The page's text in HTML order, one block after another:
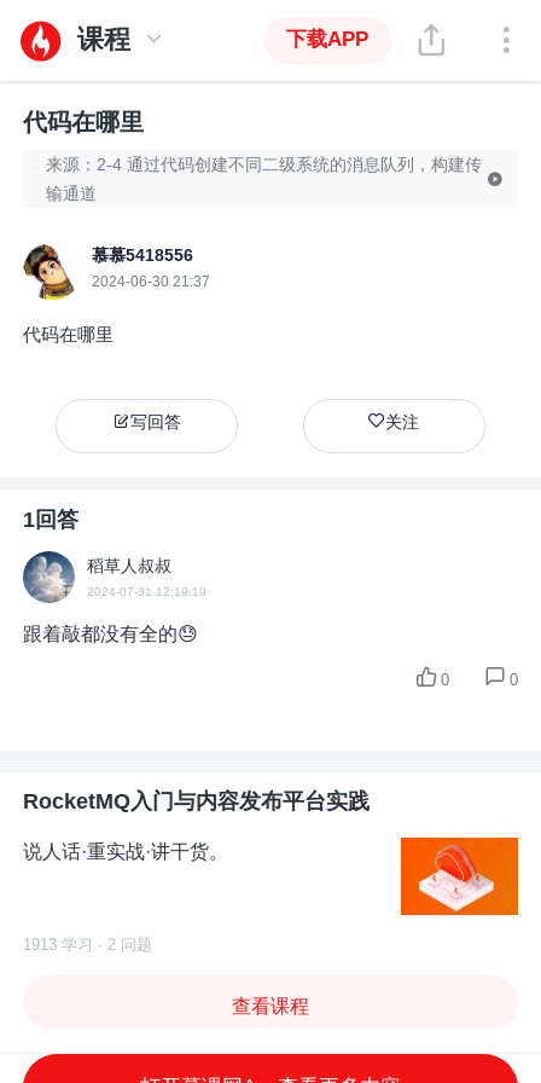
课程 下载APP
代码在哪里
来源：2-4 通过代码创建不同二级系统的消息队列，构建传
输通道
慕慕5418556
2024-06-30 21:37
代码在哪里
写回答 关注
1回答
稻草人叔叔
2024-07-31 12:19:19
跟着敲都没有全的😓
0
0
RocketMQ入门与内容发布平台实践
说人话·重实战·讲干货。
1913 学习 · 2 问题
查看课程